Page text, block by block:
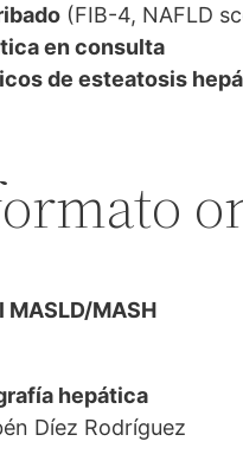
(FIB-4, NAFLD
en consulta
de esteatosis
MASH
hepática
Díez Rodríguez